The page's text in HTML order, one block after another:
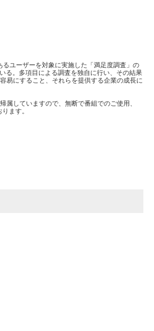
ユーザーを対象に実施した「満足度調査」の
る。多項目による調査を独自に行い、その結果
易にすること、それらを提供する企業の成長に
していますので、無断で番組でのご使用、
ます。